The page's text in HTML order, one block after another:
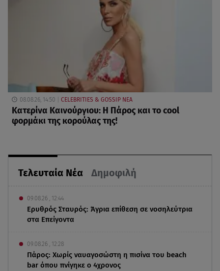
Τελευταία Νέα Δημοφιλή
09.08.26 , 12:44
Ερυθρός Σταυρός: Άγρια επίθεση σε νοσηλεύτρια
στα Επείγοντα
09.08.26 , 12:28
Πάρος: Χωρίς ναυαγοσώστη η πισίνα του beach
bar όπου πνίγηκε ο 4χρονος
08.08.26, 14:50 CELEBRITIES & GOSSIP ΝΕΑ
Κατερίνα Καινούργιου: Η Πάρος και το cool
φορμάκι της κορούλας της!